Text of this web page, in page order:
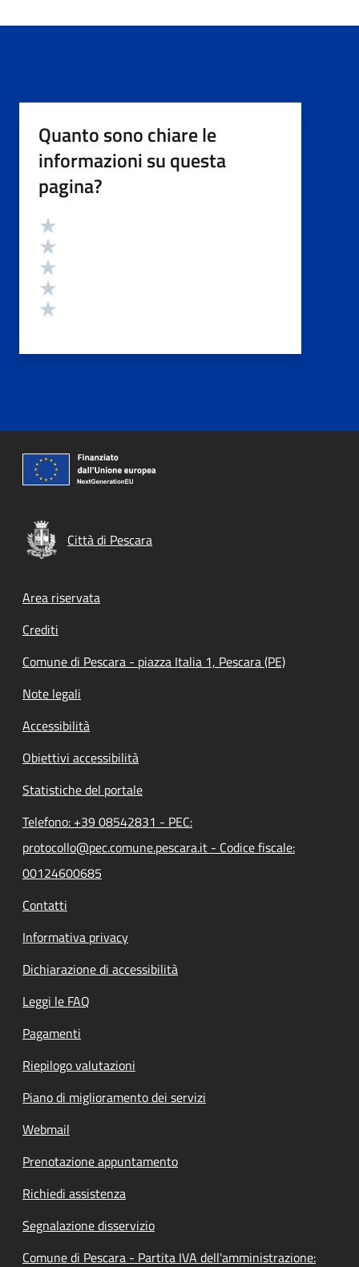
Quanto sono chiare le
informazioni su questa
pagina?
Valutazione
Città di Pescara
Footer menu
Area riservata
Crediti
Comune di Pescara - piazza Italia 1, Pescara (PE)
Note legali
Accessibilità
Obiettivi accessibilità
Statistiche del portale
Telefono: +39 08542831 - PEC:
protocollo@pec.comune.pescara.it - Codice fiscale:
00124600685
Contatti
Informativa privacy
Dichiarazione di accessibilità
Leggi le FAQ
Pagamenti
Riepilogo valutazioni
Piano di miglioramento dei servizi
Webmail
Prenotazione appuntamento
Richiedi assistenza
Segnalazione disservizio
Comune di Pescara - Partita IVA dell'amministrazione: